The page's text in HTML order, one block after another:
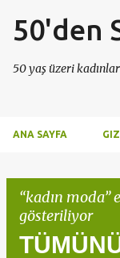
50'den
50 yaş üzeri
ANA SAYFA
kadın moda
gösteriliyor